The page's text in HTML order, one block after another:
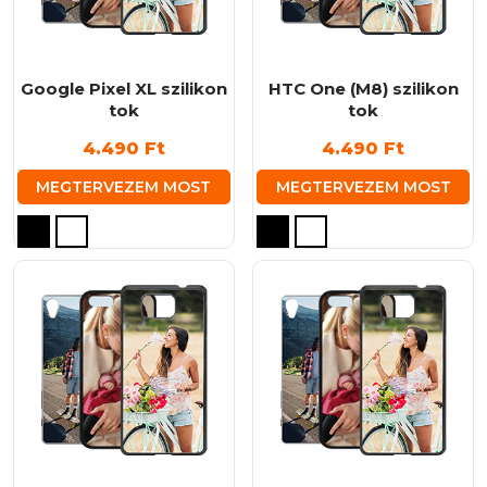
termékoldalon
ki
termékoldalon
ki
Google Pixel XL szilikon
tok
4.490 Ft
MEGTERVEZEM MOST
Ennek
terméknek
több
variációja
van.
változatok
termékoldalon
HTC One (M8) szilikon
tok
4.490 Ft
MEGTERVEZEM MOST
Ennek
terméknek
több
variációja
van.
változatok
termékoldalon